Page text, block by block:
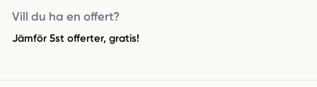
Vill du ha en offert?
Jämför 5st offerter, gratis!